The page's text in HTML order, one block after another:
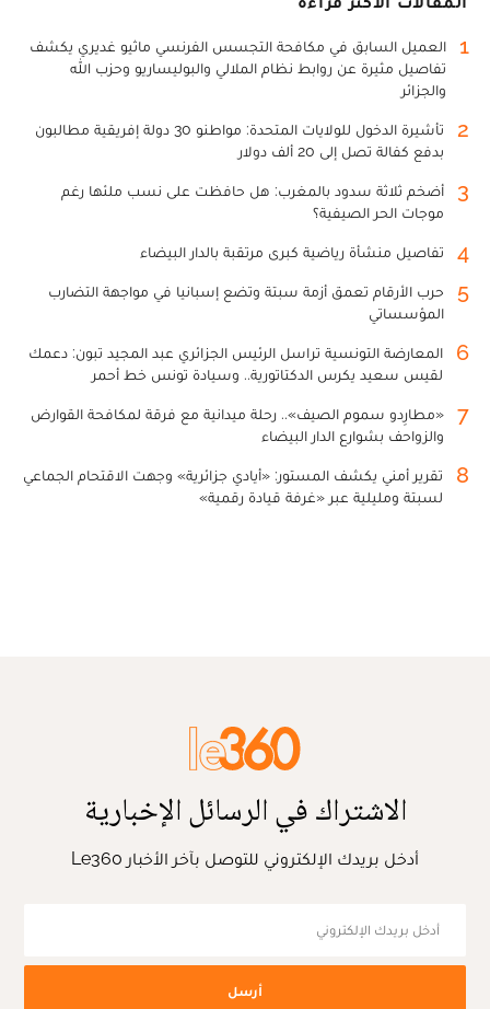
1
العميل السابق في مكافحة التجسس الفرنسي ماثيو غديري يكشف
تفاصيل مثيرة عن روابط نظام الملالي والبوليساريو وحزب الله
والجزائر
2
تأشيرة الدخول للولايات المتحدة: مواطنو 30 دولة إفريقية مطالبون
بدفع كفالة تصل إلى 20 ألف دولار
3
أضخم ثلاثة سدود بالمغرب: هل حافظت على نسب ملئها رغم
موجات الحر الصيفية؟
4 تفاصيل منشأة رياضية كبرى مرتقبة بالدار البيضاء
5
حرب الأرقام تعمق أزمة سبتة وتضع إسبانيا في مواجهة التضارب
المؤسساتي
6
المعارضة التونسية تراسل الرئيس الجزائري عبد المجيد تبون: دعمك
لقيس سعيد يكرس الدكتاتورية.. وسيادة تونس خط أحمر
7
«مطارِدو سموم الصيف».. رحلة ميدانية مع فرقة لمكافحة القوارض
والزواحف بشوارع الدار البيضاء
8
تقرير أمني يكشف المستور: «أيادي جزائرية» وجهت الاقتحام الجماعي
لسبتة ومليلية عبر «غرفة قيادة رقمية»
الاشتراك في الرسائل الإخبارية
أدخل بريدك الإلكتروني للتوصل بآخر الأخبار Le360
أرسل